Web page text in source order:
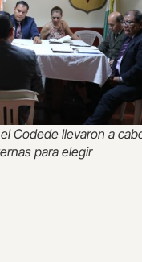
Codede llevaron a
para elegir